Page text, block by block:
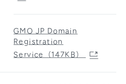
GMO JP Domain
Registration
Service（147KB）